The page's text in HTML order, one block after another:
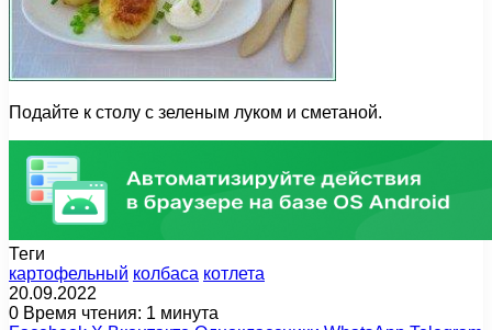
Подайте к столу с зеленым луком и сметаной.
Теги
картофельный колбаса котлета
20.09.2022
0 Время чтения: 1 минута